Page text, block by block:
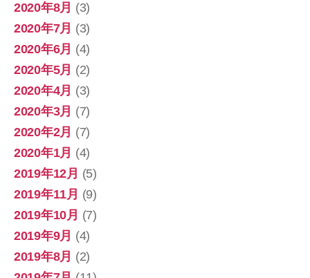
2020年8月 (3)
2020年7月 (3)
2020年6月 (4)
2020年5月 (2)
2020年4月 (3)
2020年3月 (7)
2020年2月 (7)
2020年1月 (4)
2019年12月 (5)
2019年11月 (9)
2019年10月 (7)
2019年9月 (4)
2019年8月 (2)